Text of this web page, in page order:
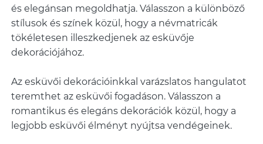
és elegánsan megoldhatja. Válasszon a különböző
stílusok és színek közül, hogy a névmatricák
tökéletesen illeszkedjenek az esküvője
dekorációjához.
Az esküvői dekorációinkkal varázslatos hangulatot
teremthet az esküvői fogadáson. Válasszon a
romantikus és elegáns dekorációk közül, hogy a
legjobb esküvői élményt nyújtsa vendégeinek.